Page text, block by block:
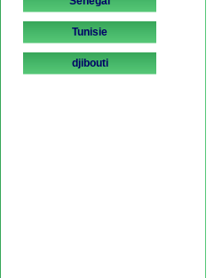
Tunisie
djibouti